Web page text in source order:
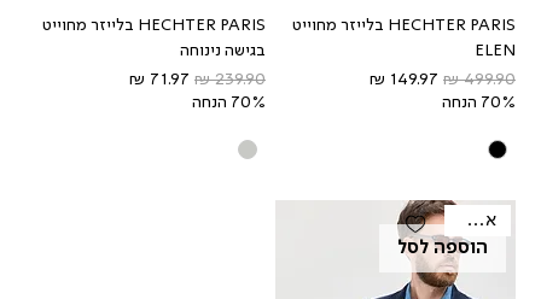
HECHTER PARIS בלייזר מחוייט
ELEN
מחיר רגיל
מחיר מבצע
70% הנחה
HECHTER PARIS בלייזר מחוייט
בגישה נינוחה
מחיר רגיל
מחיר מבצע
70% הנחה
הוספה לסל
אאוטלט